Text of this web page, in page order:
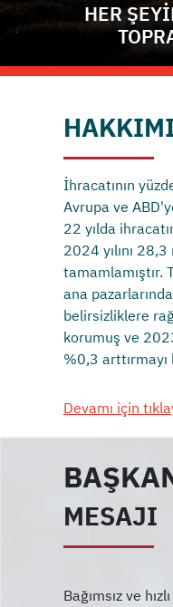
HER
İhracatının
Avrupa ve
22 yılda
2024 yılını
tamamlamıştır.
ana
belirsizliklere
korumuş ve
%0,3 arttırmayı
Devamı için
MESAJI
Bağımsız ve